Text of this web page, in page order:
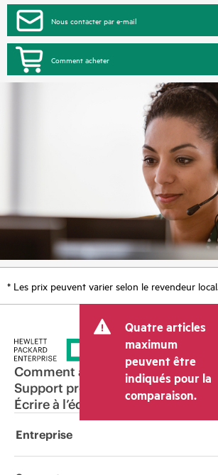
Nous contacter par e-mail
Comment acheter
* Les prix peuvent varier selon le revendeur local.
Quatre articles
maximum
peuvent être
indiqués pour la
comparaison.
Comment acheter
Support produit
Écrire à l’équipe commerciale
Entreprise
À propos de HPE